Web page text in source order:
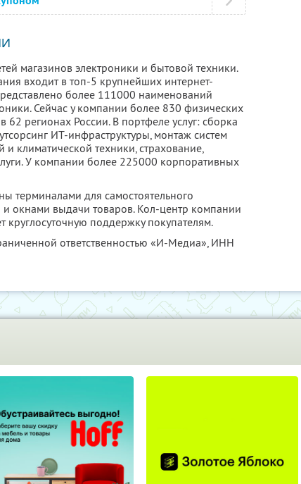
магазинов электроники и бытовой техники.
входит в топ-5 крупнейших интернет-
более 111000 наименований
Сейчас у компании более 830 физических
62 регионах России. В портфеле услуг: сборка
ИТ-инфраструктуры, монтаж систем
климатической техники, страхование,
У компании более 225000 корпоративных
терминалами для самостоятельного
окнами выдачи товаров. Кол-центр компании
круглосуточную поддержку покупателям.
ответственностью «И-Медиа»,ИНН